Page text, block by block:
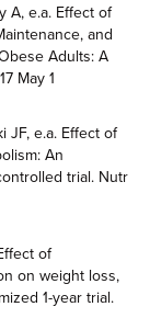
A, e.a. Effect of
and
Adults: A
May 1
JF, e.a. Effect of
An
trial. Nutr
of
on weight loss,
1-year trial.